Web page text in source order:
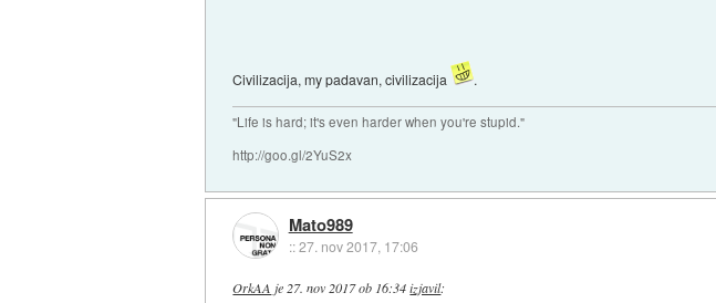
Civilizacija, my padavan, civilizacija .
"Life is hard; it's even harder when you're stupid."
http://goo.gl/2YuS2x
Mato989
::27. nov 2017, 17:06
OrkAA je27. nov 2017 ob 16:34 izjavil: